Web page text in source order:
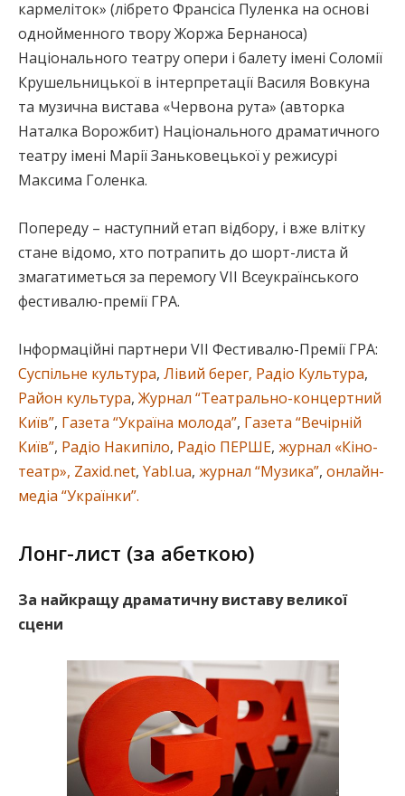
кармеліток» (лібрето Франсіса Пуленка на основі
однойменного твору Жоржа Бернаноса)
Національного театру опери і балету імені Соломії
Крушельницької в інтерпретації Василя Вовкуна
та музична вистава «Червона рута» (авторка
Наталка Ворожбит) Національного драматичного
театру імені Марії Заньковецької у режисурі
Максима Голенка.
Попереду – наступний етап відбору, і вже влітку
стане відомо, хто потрапить до шорт-листа й
змагатиметься за перемогу VII Всеукраїнського
фестивалю-премії ГРА.
Інформаційні партнери VII Фестивалю-Премії ГРА:
Суспільне культура, Лівий берег, Радіо Культура,
Район культура, Журнал “Театрально-концертний
Київ”, Газета “Україна молода”, Газета “Вечірній
Київ”, Радіо Накипіло, Радіо ПЕРШЕ, журнал «Кіно-
театр», Zaxid.net, Yabl.ua, журнал “Музика”, онлайн-
медіа “Українки”.
Лонг-лист (за абеткою)
За найкращу драматичну виставу великої
сцени